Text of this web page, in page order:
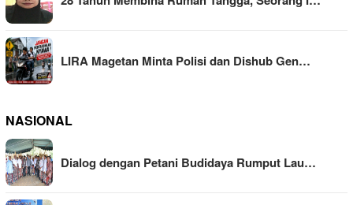
LIRA Magetan Minta Polisi dan Dishub Gen…
NASIONAL
Dialog dengan Petani Budidaya Rumput Lau…